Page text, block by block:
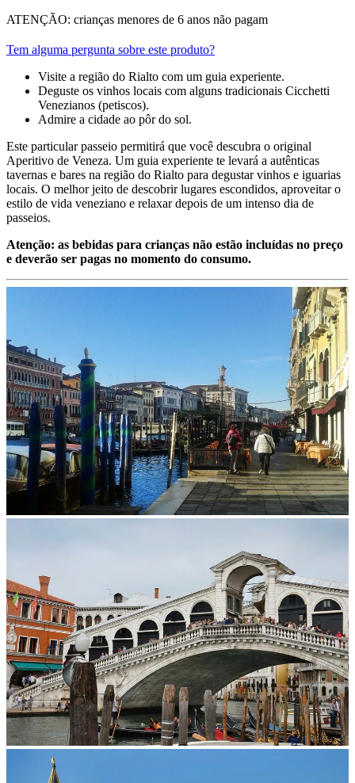
ATENÇÃO: crianças menores de 6 anos não pagam
Tem alguma pergunta sobre este produto?
Visite a região do Rialto com um guia experiente.
Deguste os vinhos locais com alguns tradicionais Cicchetti
Venezianos (petiscos).
Admire a cidade ao pôr do sol.
Este particular passeio permitirá que você descubra o original
Aperitivo de Veneza. Um guia experiente te levará a autênticas
tavernas e bares na região do Rialto para degustar vinhos e iguarias
locais. O melhor jeito de descobrir lugares escondidos, aproveitar o
estilo de vida veneziano e relaxar depois de um intenso dia de
passeios.
Atenção: as bebidas para crianças não estão incluídas no preço
e deverão ser pagas no momento do consumo.